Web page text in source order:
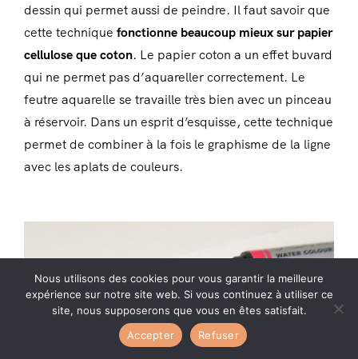
dessin qui permet aussi de peindre. Il faut savoir que
cette technique fonctionne beaucoup mieux sur papier
cellulose que coton. Le papier coton a un effet buvard
qui ne permet pas d’aquareller correctement. Le
feutre aquarelle se travaille très bien avec un pinceau
à réservoir. Dans un esprit d’esquisse, cette technique
permet de combiner à la fois le graphisme de la ligne
avec les aplats de couleurs.
Nous utilisons des cookies pour vous garantir la meilleure
expérience sur notre site web. Si vous continuez à utiliser ce
site, nous supposerons que vous en êtes satisfait.
Accepter
Refuser